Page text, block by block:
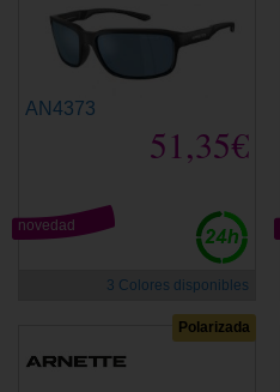
AN4373
51,35€
novedad
3 Colores disponibles
Polarizada